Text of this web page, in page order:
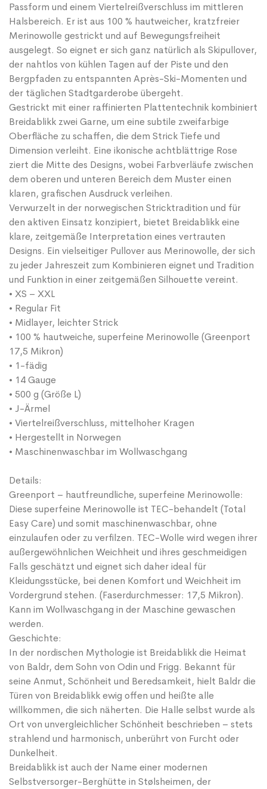
Passform und einem Viertelreißverschluss im mittleren
Halsbereich. Er ist aus 100 % hautweicher, kratzfreier
Merinowolle gestrickt und auf Bewegungsfreiheit
ausgelegt. So eignet er sich ganz natürlich als Skipullover,
der nahtlos von kühlen Tagen auf der Piste und den
Bergpfaden zu entspannten Après-Ski-Momenten und
der täglichen Stadtgarderobe übergeht.
Gestrickt mit einer raffinierten Plattentechnik kombiniert
Breidablikk zwei Garne, um eine subtile zweifarbige
Oberfläche zu schaffen, die dem Strick Tiefe und
Dimension verleiht. Eine ikonische achtblättrige Rose
ziert die Mitte des Designs, wobei Farbverläufe zwischen
dem oberen und unteren Bereich dem Muster einen
klaren, grafischen Ausdruck verleihen.
Verwurzelt in der norwegischen Stricktradition und für
den aktiven Einsatz konzipiert, bietet Breidablikk eine
klare, zeitgemäße Interpretation eines vertrauten
Designs. Ein vielseitiger Pullover aus Merinowolle, der sich
zu jeder Jahreszeit zum Kombinieren eignet und Tradition
und Funktion in einer zeitgemäßen Silhouette vereint.
• XS – XXL
• Regular Fit
• Midlayer, leichter Strick
• 100 % hautweiche, superfeine Merinowolle (Greenport
17,5 Mikron)
• 1-fädig
• 14 Gauge
• 500 g (Größe L)
• J-Ärmel
• Viertelreißverschluss, mittelhoher Kragen
• Hergestellt in Norwegen
• Maschinenwaschbar im Wollwaschgang
Details:
Greenport – hautfreundliche, superfeine Merinowolle:
Diese superfeine Merinowolle ist TEC-behandelt (Total
Easy Care) und somit maschinenwaschbar, ohne
einzulaufen oder zu verfilzen. TEC-Wolle wird wegen ihrer
außergewöhnlichen Weichheit und ihres geschmeidigen
Falls geschätzt und eignet sich daher ideal für
Kleidungsstücke, bei denen Komfort und Weichheit im
Vordergrund stehen. (Faserdurchmesser: 17,5 Mikron).
Kann im Wollwaschgang in der Maschine gewaschen
werden.
Geschichte:
In der nordischen Mythologie ist Breidablikk die Heimat
von Baldr, dem Sohn von Odin und Frigg. Bekannt für
seine Anmut, Schönheit und Beredsamkeit, hielt Baldr die
Türen von Breidablikk ewig offen und heißte alle
willkommen, die sich näherten. Die Halle selbst wurde als
Ort von unvergleichlicher Schönheit beschrieben – stets
strahlend und harmonisch, unberührt von Furcht oder
Dunkelheit.
Breidablikk ist auch der Name einer modernen
Selbstversorger-Berghütte in Stølsheimen, der